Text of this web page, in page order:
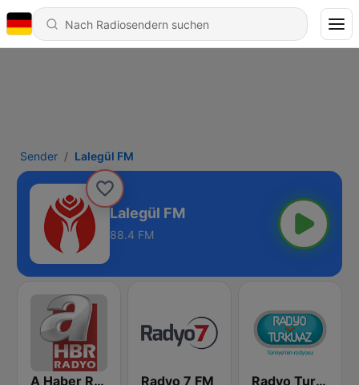
Sender Lalegül FM
Lalegül FM
88.4 FM
A Haber Radyo Radyo 7 FM Radyo Turkuvaz